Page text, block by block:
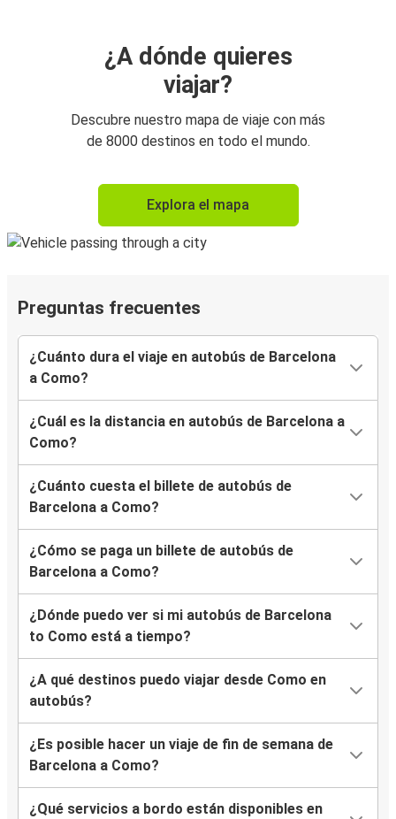
¿A dónde quieres
viajar?
Descubre nuestro mapa de viaje con más
de 8000 destinos en todo el mundo.
Explora el mapa
Preguntas frecuentes
¿Cuánto dura el viaje en autobús de Barcelona
a Como?
¿Cuál es la distancia en autobús de Barcelona a
Como?
¿Cuánto cuesta el billete de autobús de
Barcelona a Como?
¿Cómo se paga un billete de autobús de
Barcelona a Como?
¿Dónde puedo ver si mi autobús de Barcelona
to Como está a tiempo?
¿A qué destinos puedo viajar desde Como en
autobús?
¿Es posible hacer un viaje de fin de semana de
Barcelona a Como?
¿Qué servicios a bordo están disponibles en